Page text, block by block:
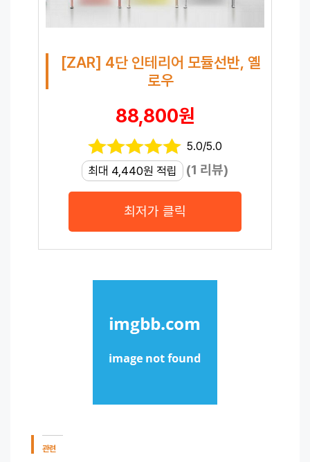
[ZAR] 4단 인테리어 모듈선반, 옐
로우
88,800원
5.0/5.0
최대 4,440원 적립 (1 리뷰)
최저가 클릭
관련